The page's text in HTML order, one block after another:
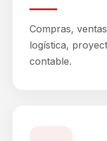
Compras,
logística,
contable.